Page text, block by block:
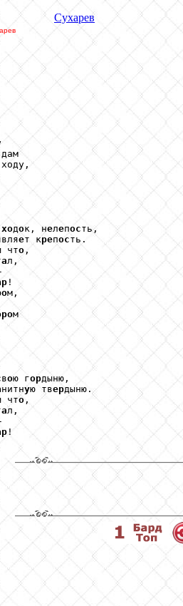
Сухарев
xoдoк, нeлeпocть,
eт кpeпoc
чтo ,
aл,
!
м,
м
вoю гopдыню,
нитнyю твep
чтo ,
aл,
!